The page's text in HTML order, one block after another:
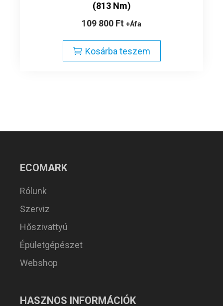
(813 Nm)
109 800 Ft +Áfa
Kosárba teszem
ECOMARK
Rólunk
Szerviz
Hőszivattyú
Épületgépészet
Webshop
HASZNOS INFORMÁCIÓK